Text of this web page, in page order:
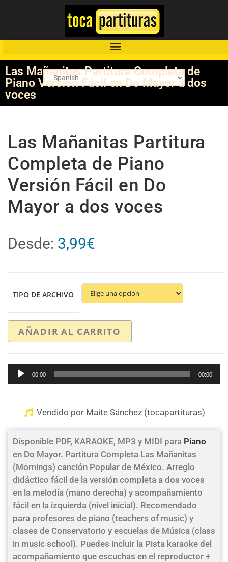
Las Mañanitas Partitura Completa de
Piano Versión Fácil en Do Mayor a dos
voces
Las Mañanitas Partitura
Completa de Piano
Versión Fácil en Do
Mayor a dos voces
Desde: 3,99€
TIPO DE ARCHIVO
AÑADIR AL CARRITO
Reproductor
de
00:00 00:00
Vendido por Maite Sánchez (tocapartituras)
Disponible PDF, KARAOKE, MP3 y MIDI para Piano
en Do Mayor. Partitura Completa Las Mañanitas
(Mornings) canción Popular de México. Arreglo
didáctico fácil de la versión completa a dos voces
en la melodía (mano derecha) y acompañamiento
fácil en la izquierda (nivel inicial). Recomendado
para profesores de piano (teachers of music) y
clases de Conservatorio y escuelas de Música (class
in music school). Puedes incluir la Pista karaoke del
acompañamiento que escuchas en el reproductor +